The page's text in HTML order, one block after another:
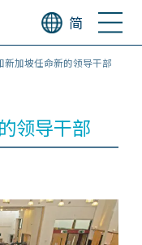
简
新加坡任命新的领导干部
领导干部